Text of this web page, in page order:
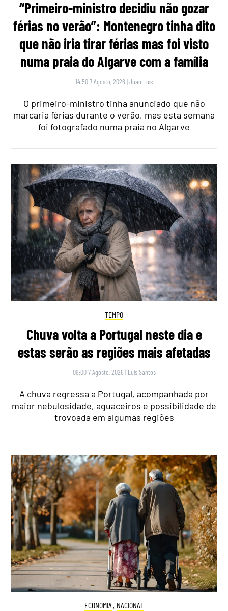
“Primeiro-ministro decidiu não gozar
férias no verão”: Montenegro tinha dito
que não iria tirar férias mas foi visto
numa praia do Algarve com a família
14:50 7 Agosto, 2026 |João Luís
O primeiro-ministro tinha anunciado que não
marcaria férias durante o verão, mas esta semana
foi fotografado numa praia no Algarve
TEMPO
Chuva volta a Portugal neste dia e
estas serão as regiões mais afetadas
09:00 7 Agosto, 2026 | Luís Santos
A chuva regressa a Portugal, acompanhada por
maior nebulosidade, aguaceiros e possibilidade de
trovoada em algumas regiões
ECONOMIA , NACIONAL